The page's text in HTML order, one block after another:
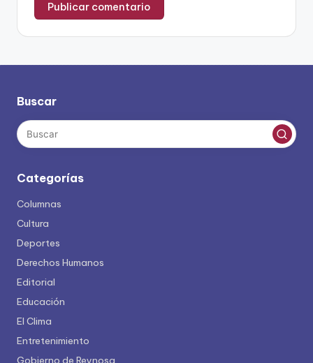
Buscar
Categorías
Columnas
Cultura
Deportes
Derechos Humanos
Editorial
Educación
El Clima
Entretenimiento
Gobierno de Reynosa